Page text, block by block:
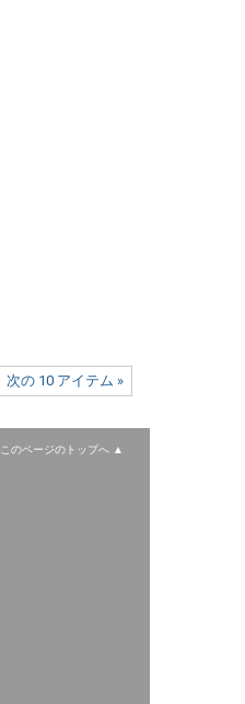
次の 10 アイテム »
このページのトップへ